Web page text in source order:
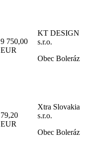
9 750,00
EUR
KT DESIGN
s.r.o.
Obec Boleráz
79,20
EUR
Xtra Slovakia
s.r.o.
Obec Boleráz